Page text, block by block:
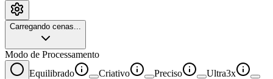
Carregando cenas...
Modo de Processamento
Equilibrado
Criativo Preciso Ultra3x